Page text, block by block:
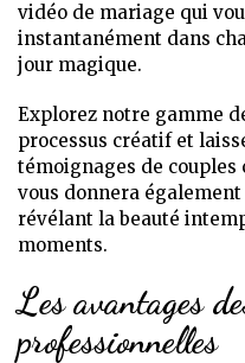
vidéo de mariage qui
instantanément dans
jour magique.
Explorez notre gamme
processus créatif et
témoignages de
vous donnera
révélant la beauté
moments.
Les avantages
professionnelles